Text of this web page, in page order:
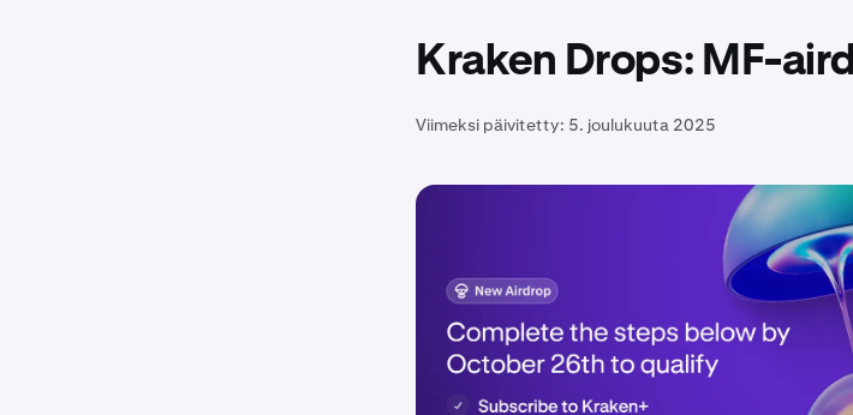
Kraken Drops: MF-
Viimeksi päivitetty: 5. joulukuuta 2025